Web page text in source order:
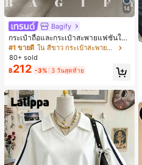
14
Bagify
กระเป๋าถือและกระเป๋าสะพายแฟชั่นให
ม่ ตกแต่งด้วยเข็มขัด เหมาะสำหรับงาน
ปาร์ตี้ การรวมตัว การออกไปข้างนอก ก
ารท่องเที่ยว การช้อปปิ้ง และการใช้งาน
ประจำวัน สามารถเก็บเหรียญ โทรศัพท์
เหมาะสำหรับกระเป๋าทำงานของพนักง
านออฟฟิศ นักศึกษามหาวิทยาลัย และ
พนักงานออฟฟิศ กระเป๋าผู้หญิงที่หรูหรา
#1 ขายดี
ใน สีขาว กระเป๋าสะพายผู้หญิง
80+ sold
฿212 -3% 3 วันสุดท้าย